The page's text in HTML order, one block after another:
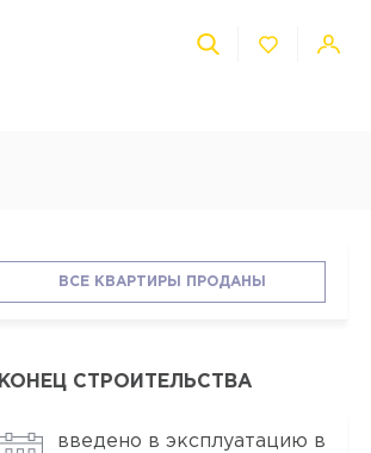
ВСЕ КВАРТИРЫ ПРОДАНЫ
КОНЕЦ СТРОИТЕЛЬСТВА
введено в эксплуатацию в